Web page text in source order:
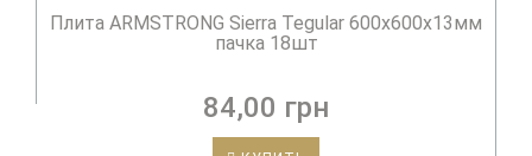
Плита ARMSTRONG Sierra Tegular 600х600х13мм
пачка 18шт
84,00 грн